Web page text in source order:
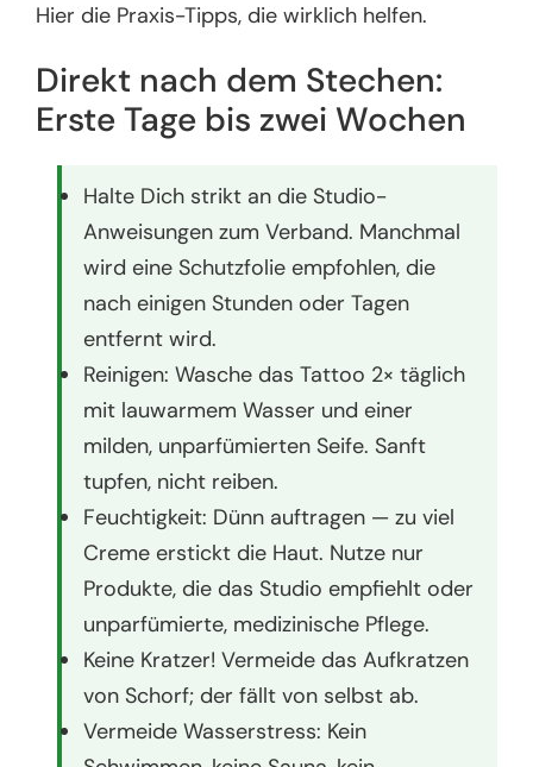
Hier die Praxis-Tipps, die wirklich helfen.
Direkt nach dem Stechen:
Erste Tage bis zwei Wochen
Halte Dich strikt an die Studio-
Anweisungen zum Verband. Manchmal
wird eine Schutzfolie empfohlen, die
nach einigen Stunden oder Tagen
entfernt wird.
Reinigen: Wasche das Tattoo 2× täglich
mit lauwarmem Wasser und einer
milden, unparfümierten Seife. Sanft
tupfen, nicht reiben.
Feuchtigkeit: Dünn auftragen — zu viel
Creme erstickt die Haut. Nutze nur
Produkte, die das Studio empfiehlt oder
unparfümierte, medizinische Pflege.
Keine Kratzer! Vermeide das Aufkratzen
von Schorf; der fällt von selbst ab.
Vermeide Wasserstress: Kein